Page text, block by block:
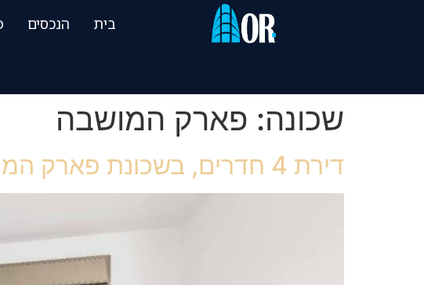
בית הנכסים
שכונה: פארק המושבה
דירת 4 חדרים, בשכונת פארק המושבה